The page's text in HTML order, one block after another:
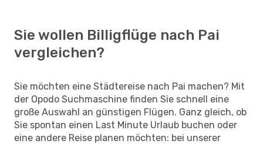
Sie wollen Billigflüge nach Pai
vergleichen?
Sie möchten eine Städtereise nach Pai machen? Mit
der Opodo Suchmaschine finden Sie schnell eine
große Auswahl an günstigen Flügen. Ganz gleich, ob
Sie spontan einen Last Minute Urlaub buchen oder
eine andere Reise planen möchten: bei unserer